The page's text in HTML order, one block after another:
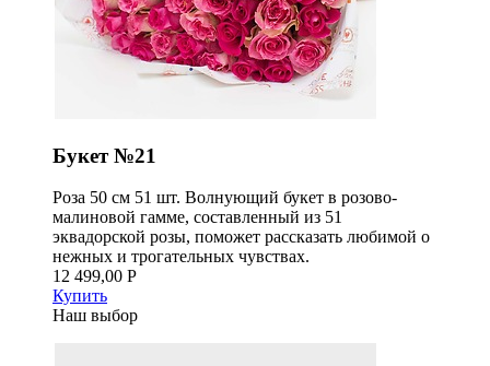
Букет №21
Роза 50 см 51 шт. Волнующий букет в розово-
малиновой гамме, составленный из 51
эквадорской розы, поможет рассказать любимой о
нежных и трогательных чувствах.
12 499,00 Р
Купить
Наш выбор